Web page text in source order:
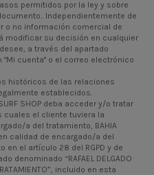
permitidos por la ley y sobre
Independientemente de
o no información comercial de
modificar su decisión en cualquier
a través del apartado
"Mi cuenta" o el correo electrónico
históricos de las relaciones
establecidos.
SHOP deba acceder y/o tratar
cuales el cliente tuviera la
a del tratamiento, BAHIA
calidad de encargado/a del
el artículo 28 del RGPD y de
denominado “RAFAEL DELGADO
incluido en esta